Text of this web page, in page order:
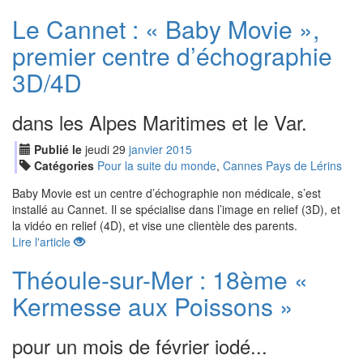
Le Cannet : « Baby Movie »,
premier centre d’échographie
3D/4D
dans les Alpes Maritimes et le Var.
Publié le jeudi 29 janvier 2015
Catégories Pour la suite du monde, Cannes Pays de Lérins
Baby Movie est un centre d’échographie non médicale, s’est
installé au Cannet. Il se spécialise dans l’image en relief (3D), et
la vidéo en relief (4D), et vise une clientèle des parents.
Lire l'article
Théoule-sur-Mer : 18ème «
Kermesse aux Poissons »
pour un mois de février iodé...